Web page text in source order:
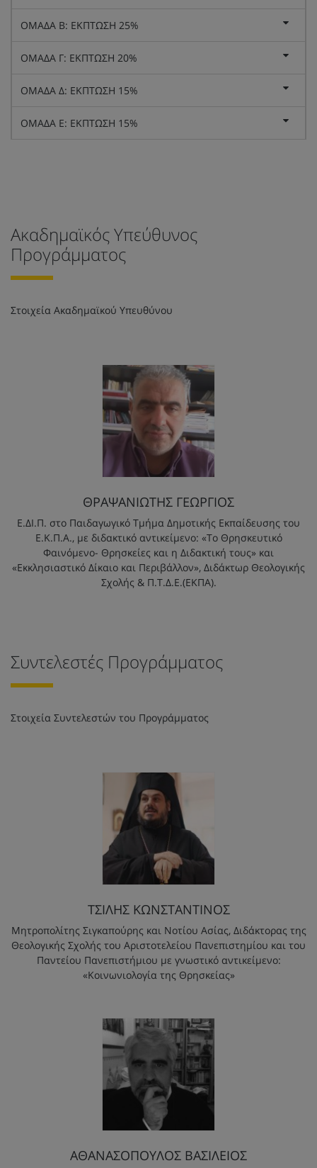
ΟΜΑΔΑ Β: ΕΚΠΤΩΣΗ 25%
ΟΜΑΔΑ Γ: ΕΚΠΤΩΣΗ 20%
ΟΜΑΔΑ Δ: ΕΚΠΤΩΣΗ 15%
ΟΜΑΔΑ Ε: ΕΚΠΤΩΣΗ 15%
Ακαδημαϊκός Υπεύθυνος
Προγράμματος
Στοιχεία Ακαδημαϊκού Υπευθύνου
ΘΡΑΨΑΝΙΩΤΗΣ ΓΕΩΡΓΙΟΣ
Ε.ΔΙ.Π. στο Παιδαγωγικό Τμήμα Δημοτικής Εκπαίδευσης του
Ε.Κ.Π.Α., με διδακτικό αντικείμενο: «Το Θρησκευτικό
Φαινόμενο- Θρησκείες και η Διδακτική τους» και
«Εκκλησιαστικό Δίκαιο και Περιβάλλον», Διδάκτωρ Θεολογικής
Σχολής & Π.Τ.Δ.Ε.(ΕΚΠΑ).
Συντελεστές Προγράμματος
Στοιχεία Συντελεστών του Προγράμματος
ΤΣΙΛΗΣ ΚΩΝΣΤΑΝΤΙΝΟΣ
Μητροπολίτης Σιγκαπούρης και Νοτίου Ασίας, Διδάκτορας της
Θεολογικής Σχολής του Αριστοτελείου Πανεπιστημίου και του
Παντείου Πανεπιστήμιου με γνωστικό αντικείμενο:
«Κοινωνιολογία της Θρησκείας»
ΑΘΑΝΑΣΟΠΟΥΛΟΣ ΒΑΣΙΛΕΙΟΣ